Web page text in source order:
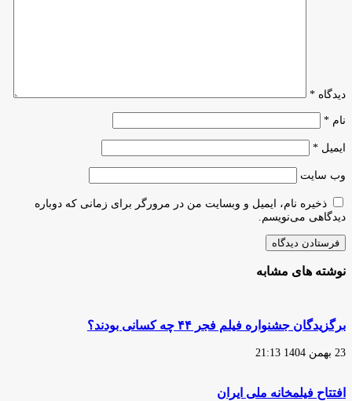
دیدگاه *
نام *
ایمیل *
وب‌ سایت
ذخیره نام، ایمیل و وبسایت من در مرورگر برای زمانی که دوباره
دیدگاهی می‌نویسم.
نوشته های مشابه
برگزیدگان جشنواره فیلم فجر ۴۴ چه کسانی بودند؟
23 بهمن 1404 21:13
افتتاح فیلمخانه ملی ایران